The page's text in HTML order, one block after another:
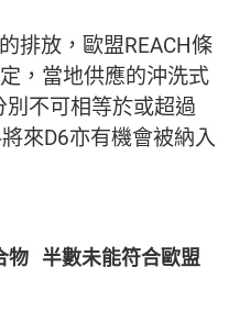
排放，歐盟REACH條
，當地供應的沖洗式
不可相等於或超過
來D6亦有機會被納入
物 半數未能符合歐盟